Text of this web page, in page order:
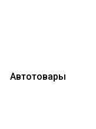
Автотовары